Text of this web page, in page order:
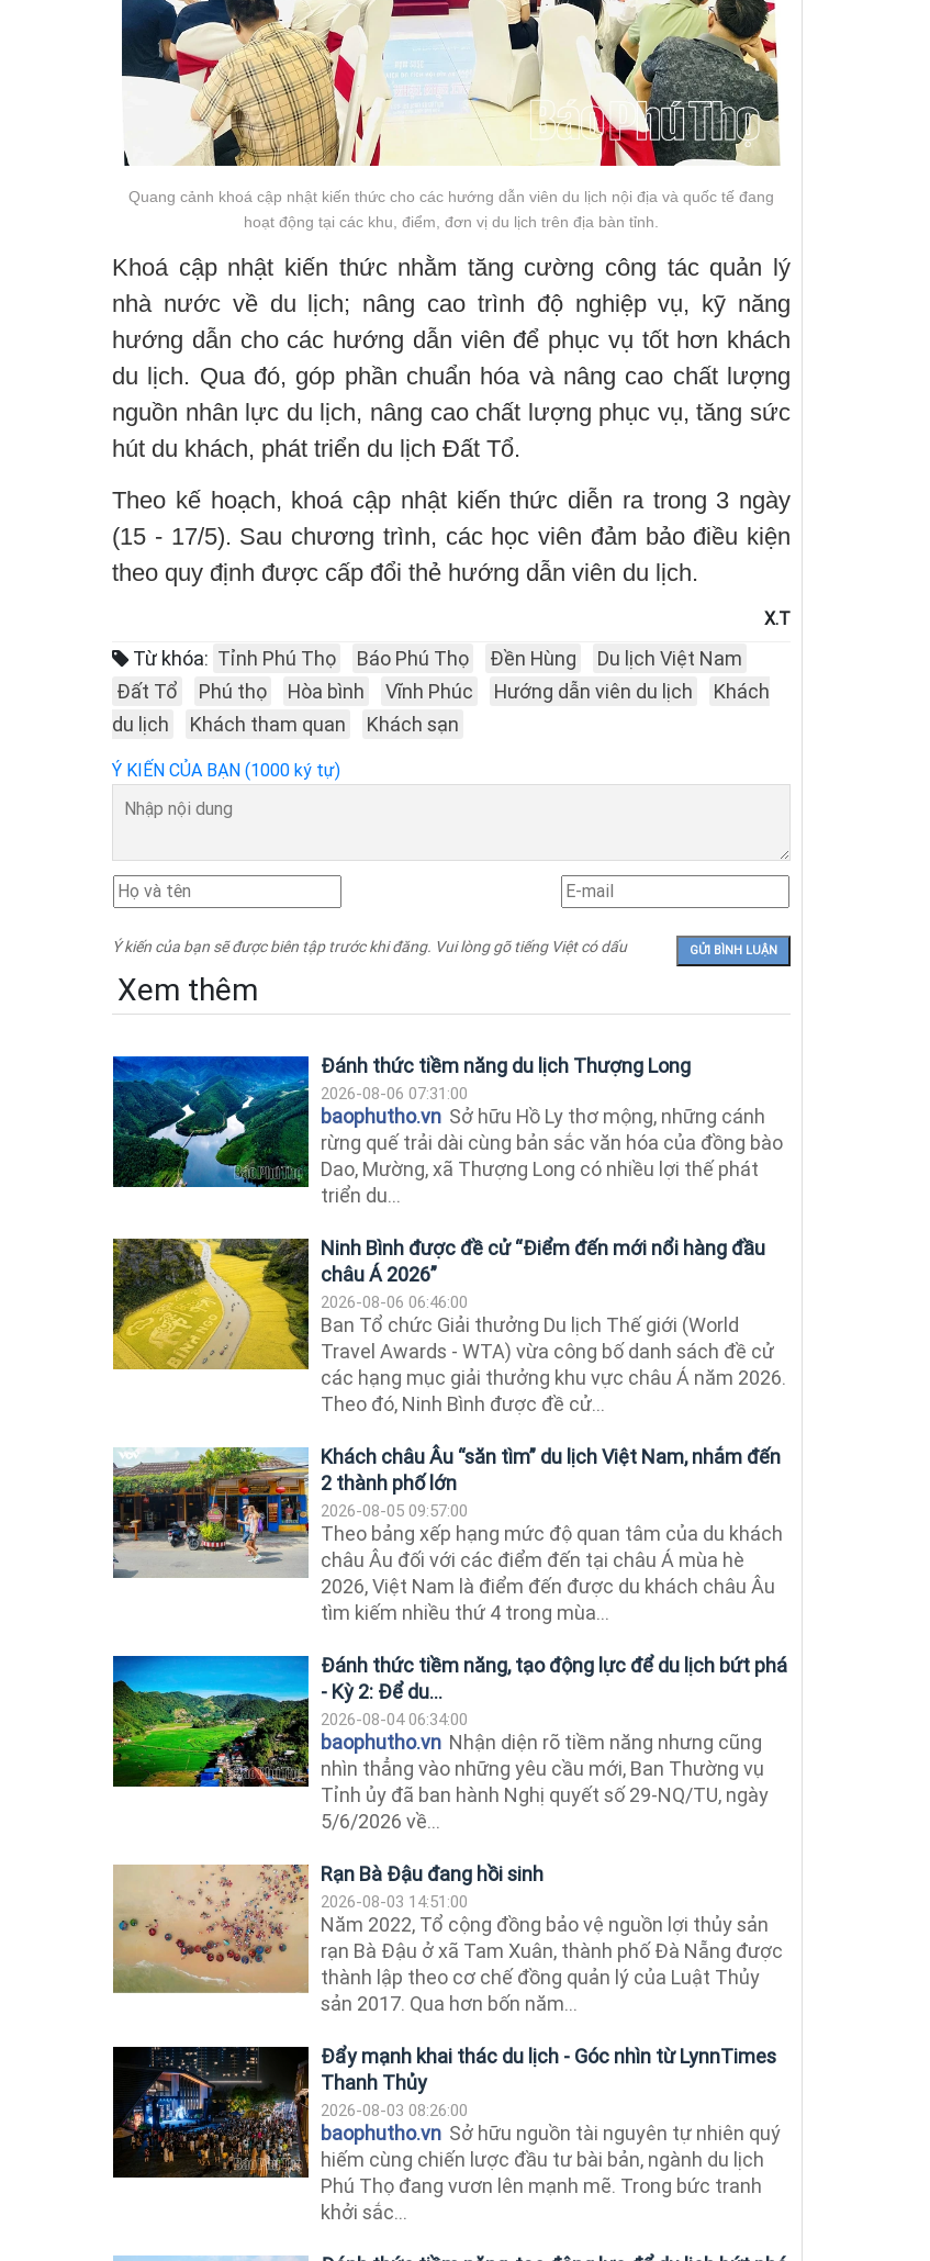
Quang cảnh khoá cập nhật kiến thức cho các hướng dẫn viên du lịch nội địa và quốc tế đang
hoạt động tại các khu, điểm, đơn vị du lịch trên địa bàn tỉnh.
Khoá cập nhật kiến thức nhằm tăng cường công tác quản lý
nhà nước về du lịch; nâng cao trình độ nghiệp vụ, kỹ năng
hướng dẫn cho các hướng dẫn viên để phục vụ tốt hơn khách
du lịch. Qua đó, góp phần chuẩn hóa và nâng cao chất lượng
nguồn nhân lực du lịch, nâng cao chất lượng phục vụ, tăng sức
hút du khách, phát triển du lịch Đất Tổ.
Theo kế hoạch, khoá cập nhật kiến thức diễn ra trong 3 ngày
(15 - 17/5). Sau chương trình, các học viên đảm bảo điều kiện
theo quy định được cấp đổi thẻ hướng dẫn viên du lịch.
X.T
Từ khóa: Tỉnh Phú Thọ Báo Phú Thọ Đền Hùng
Du lịch Việt Nam
Đất Tổ
Phú thọ Hòa bình Vĩnh Phúc Hướng dẫn viên du lịch
Khách
du lịch
Khách tham quan Khách sạn
Ý KIẾN CỦA BẠN (1000 ký tự)
Ý kiến của bạn sẽ được biên tập trước khi đăng. Vui lòng gõ tiếng Việt có dấu
Xem thêm
Đánh thức tiềm năng du lịch Thượng Long
2026-08-06 07:31:00
baophutho.vn Sở hữu Hồ Ly thơ mộng, những cánh
rừng quế trải dài cùng bản sắc văn hóa của đồng bào
Dao, Mường, xã Thượng Long có nhiều lợi thế phát
triển du...
Ninh Bình được đề cử “Điểm đến mới nổi hàng đầu
châu Á 2026”
2026-08-06 06:46:00
Ban Tổ chức Giải thưởng Du lịch Thế giới (World
Travel Awards - WTA) vừa công bố danh sách đề cử
các hạng mục giải thưởng khu vực châu Á năm 2026.
Theo đó, Ninh Bình được đề cử...
Khách châu Âu “săn tìm” du lịch Việt Nam, nhắm đến
2 thành phố lớn
2026-08-05 09:57:00
Theo bảng xếp hạng mức độ quan tâm của du khách
châu Âu đối với các điểm đến tại châu Á mùa hè
2026, Việt Nam là điểm đến được du khách châu Âu
tìm kiếm nhiều thứ 4 trong mùa...
Đánh thức tiềm năng, tạo động lực để du lịch bứt phá
- Kỳ 2: Để du...
2026-08-04 06:34:00
baophutho.vn Nhận diện rõ tiềm năng nhưng cũng
nhìn thẳng vào những yêu cầu mới, Ban Thường vụ
Tỉnh ủy đã ban hành Nghị quyết số 29-NQ/TU, ngày
5/6/2026 về...
Rạn Bà Đậu đang hồi sinh
2026-08-03 14:51:00
Năm 2022, Tổ cộng đồng bảo vệ nguồn lợi thủy sản
rạn Bà Đậu ở xã Tam Xuân, thành phố Đà Nẵng được
thành lập theo cơ chế đồng quản lý của Luật Thủy
sản 2017. Qua hơn bốn năm...
Đẩy mạnh khai thác du lịch - Góc nhìn từ LynnTimes
Thanh Thủy
2026-08-03 08:26:00
baophutho.vn Sở hữu nguồn tài nguyên tự nhiên quý
hiếm cùng chiến lược đầu tư bài bản, ngành du lịch
Phú Thọ đang vươn lên mạnh mẽ. Trong bức tranh
khởi sắc...